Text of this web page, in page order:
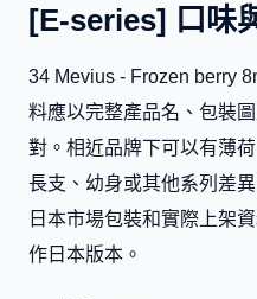
[E-series] 口味
34 Mevius - Frozen berry
料應以完整產品名、包裝
對。相近品牌下可以有薄
長支、幼身或其他系列差
日本市場包裝和實際上架
作日本版本。